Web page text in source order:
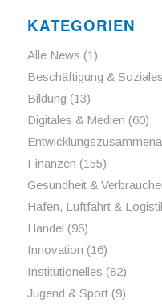
KATEGORIEN
Alle News (1)
Beschäftigung & Soziales
Bildung (13)
Digitales & Medien (60)
Finanzen (155)
Gesundheit &
Hafen, Luftfahrt &
Handel (96)
Innovation (16)
Institutionelles (82)
Jugend & Sport(9)